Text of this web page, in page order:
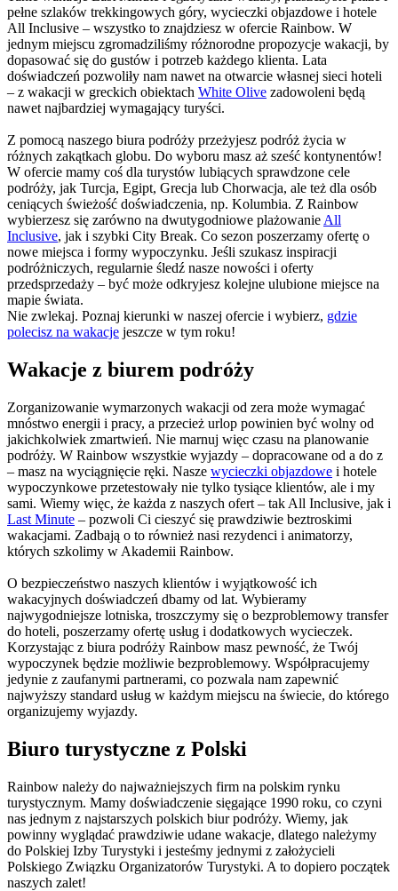
pełne szlaków trekkingowych góry, wycieczki objazdowe i hotele
All Inclusive – wszystko to znajdziesz w ofercie Rainbow. W
jednym miejscu zgromadziliśmy różnorodne propozycje wakacji, by
dopasować się do gustów i potrzeb każdego klienta. Lata
doświadczeń pozwoliły nam nawet na otwarcie własnej sieci hoteli
– z wakacji w greckich obiektach White Olive zadowoleni będą
nawet najbardziej wymagający turyści.
Z pomocą naszego biura podróży przeżyjesz podróż życia w
różnych zakątkach globu. Do wyboru masz aż sześć kontynentów!
W ofercie mamy coś dla turystów lubiących sprawdzone cele
podróży, jak Turcja, Egipt, Grecja lub Chorwacja, ale też dla osób
ceniących świeżość doświadczenia, np. Kolumbia. Z Rainbow
wybierzesz się zarówno na dwutygodniowe plażowanie All
Inclusive, jak i szybki City Break. Co sezon poszerzamy ofertę o
nowe miejsca i formy wypoczynku. Jeśli szukasz inspiracji
podróżniczych, regularnie śledź nasze nowości i oferty
przedsprzedaży – być może odkryjesz kolejne ulubione miejsce na
mapie świata.
Nie zwlekaj. Poznaj kierunki w naszej ofercie i wybierz, gdzie
polecisz na wakacje jeszcze w tym roku!
Wakacje z biurem podróży
Zorganizowanie wymarzonych wakacji od zera może wymagać
mnóstwo energii i pracy, a przecież urlop powinien być wolny od
jakichkolwiek zmartwień. Nie marnuj więc czasu na planowanie
podróży. W Rainbow wszystkie wyjazdy – dopracowane od a do z
– masz na wyciągnięcie ręki. Nasze wycieczki objazdowe i hotele
wypoczynkowe przetestowały nie tylko tysiące klientów, ale i my
sami. Wiemy więc, że każda z naszych ofert – tak All Inclusive, jak i
Last Minute – pozwoli Ci cieszyć się prawdziwie beztroskimi
wakacjami. Zadbają o to również nasi rezydenci i animatorzy,
których szkolimy w Akademii Rainbow.
O bezpieczeństwo naszych klientów i wyjątkowość ich
wakacyjnych doświadczeń dbamy od lat. Wybieramy
najwygodniejsze lotniska, troszczymy się o bezproblemowy transfer
do hoteli, poszerzamy ofertę usług i dodatkowych wycieczek.
Korzystając z biura podróży Rainbow masz pewność, że Twój
wypoczynek będzie możliwie bezproblemowy. Współpracujemy
jedynie z zaufanymi partnerami, co pozwala nam zapewnić
najwyższy standard usług w każdym miejscu na świecie, do którego
organizujemy wyjazdy.
Biuro turystyczne z Polski
Rainbow należy do najważniejszych firm na polskim rynku
turystycznym. Mamy doświadczenie sięgające 1990 roku, co czyni
nas jednym z najstarszych polskich biur podróży. Wiemy, jak
powinny wyglądać prawdziwie udane wakacje, dlatego należymy
do Polskiej Izby Turystyki i jesteśmy jednymi z założycieli
Polskiego Związku Organizatorów Turystyki. A to dopiero początek
naszych zalet!